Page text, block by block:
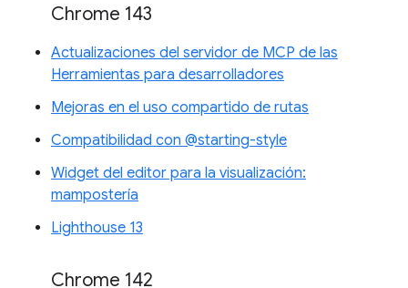
Chrome 143
Actualizaciones del servidor de MCP de las
Herramientas para desarrolladores
Mejoras en el uso compartido de rutas
Compatibilidad con @starting-style
Widget del editor para la visualización:
mampostería
Lighthouse 13
Chrome 142